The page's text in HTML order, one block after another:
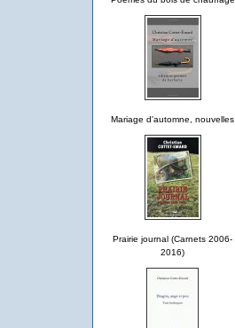
Mariage d'automne, nouvelles
Prairie journal (Carnets 2006-
2016)